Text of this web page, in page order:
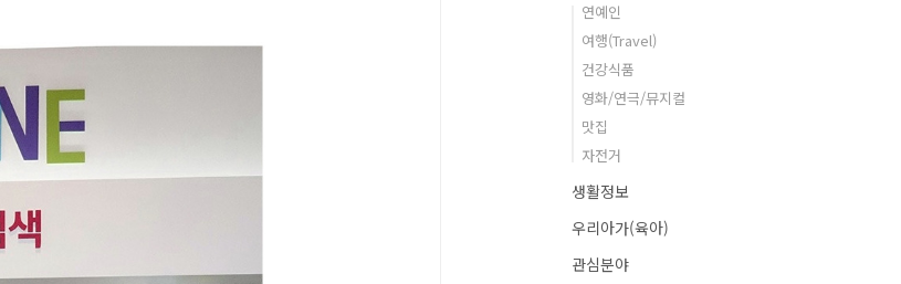
연예인
여행(Travel)
건강식품
영화/연극/뮤지컬
맛집
자전거
생활정보
우리아가(육아)
관심분야